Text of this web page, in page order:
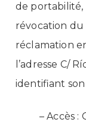
de portabilité,
révocation
réclamation
l’adresse C/
identifiant
– Accès :